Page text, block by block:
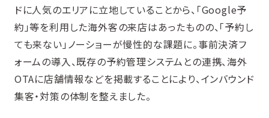
ドに人気のエリアに立地していることから、「Google予
約」等を利用した海外客の来店はあったものの、「予約し
ても来ない」ノーショーが慢性的な課題に。事前決済フ
ォームの導入、既存の予約管理システムとの連携、海外
OTAに店舗情報などを掲載することにより、インバウンド
集客・対策の体制を整えました。